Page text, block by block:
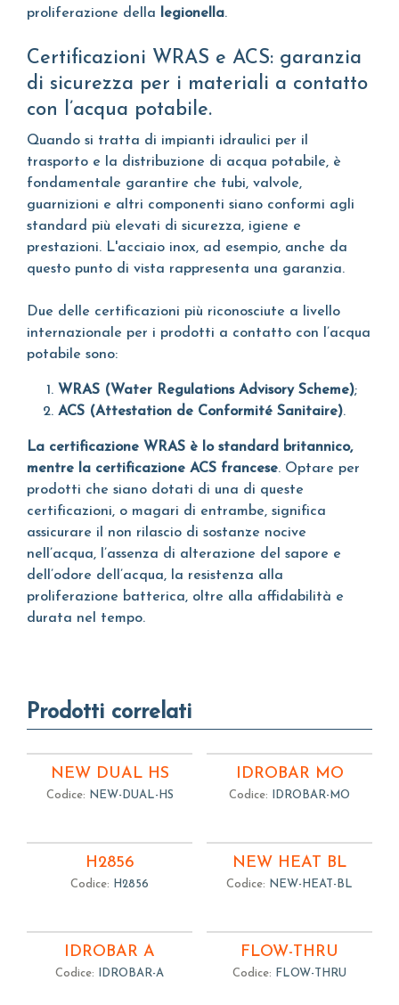
proliferazione della
legionella.
Certificazioni WRAS e ACS: garanzia
di sicurezza per i materiali a contatto
con l’acqua potabile.
Quando si tratta di impianti idraulici per il
trasporto e la distribuzione di acqua potabile, è
fondamentale garantire che tubi, valvole,
guarnizioni e altri componenti siano conformi agli
standard più elevati di sicurezza, igiene e
prestazioni. L'acciaio inox, ad esempio, anche da
questo punto di vista rappresenta una garanzia.
Due delle certificazioni più riconosciute a livello
internazionale per i prodotti a contatto con l’acqua
potabile sono:
WRAS (Water Regulations Advisory Scheme);
ACS (Attestation de Conformité Sanitaire).
La certificazione WRAS è lo standard britannico,
mentre la certificazione ACS francese. Optare per
prodotti che siano dotati di una di queste
certificazioni, o magari di entrambe, significa
assicurare il non rilascio di sostanze nocive
nell’acqua, l’assenza di alterazione del sapore e
dell’odore dell’acqua, la resistenza alla
proliferazione batterica, oltre alla affidabilità e
durata nel tempo.
Prodotti correlati
NEW DUAL HS
Codice: NEW-DUAL-HS
IDROBAR MO
Codice: IDROBAR-MO
H2856
Codice: H2856
NEW HEAT BL
Codice: NEW-HEAT-BL
IDROBAR A
Codice: IDROBAR-A
FLOW-THRU
Codice: FLOW-THRU